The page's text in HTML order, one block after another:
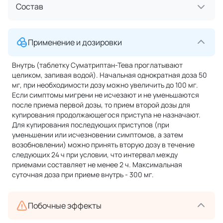
Состав
Применение и дозировки
Внутрь (таблетку Суматриптан-Тева проглатывают
целиком, запивая водой). Начальная однократная доза 50
мг, при необходимости дозу можно увеличить до 100 мг.
Если симптомы мигрени не исчезают и не уменьшаются
после приема первой дозы, то прием второй дозы для
купирования продолжающегося приступа не назначают.
Для купирования последующих приступов (при
уменьшении или исчезновении симптомов, а затем
возобновлении) можно принять вторую дозу в течение
следующих 24 ч при условии, что интервал между
приемами составляет не менее 2 ч. Максимальная
суточная доза при приеме внутрь - 300 мг.
Побочные эффекты